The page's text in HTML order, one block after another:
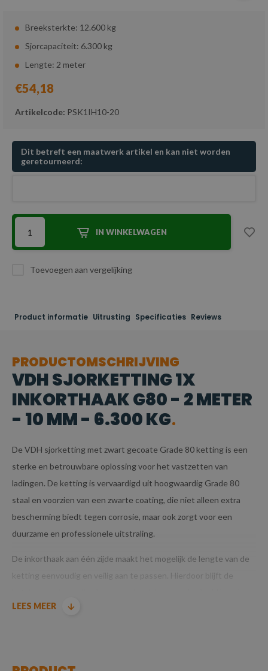
Breeksterkte: 12.600 kg
Sjorcapaciteit: 6.300 kg
Lengte: 2 meter
€54,18
Artikelcode: PSK1IH10-20
Dit betreft een maatwerk artikel en kan niet worden
geretourneerd:
IN WINKELWAGEN
Toevoegen aan vergelijking
Product informatie Uitrusting Specificaties Reviews
PRODUCTOMSCHRIJVING
VDH SJORKETTING 1X
INKORTHAAK G80 - 2 METER
- 10 MM - 6.300 KG
De VDH sjorketting met zwart gecoate Grade 80 ketting is een
sterke en betrouwbare oplossing voor het vastzetten van
ladingen. De ketting is vervaardigd uit hoogwaardig Grade 80
staal en voorzien van een zwarte coating, die niet alleen extra
bescherming biedt tegen corrosie, maar ook zorgt voor een
duurzame en professionele uitstraling.
De inkorthaak aan één zijde maakt het mogelijk de lengte van de
ketting eenvoudig en veilig aan te passen. Hierdoor blijft de
Voor extra veiligheid wordt de ketting op spanning gebracht met
LEES MEER